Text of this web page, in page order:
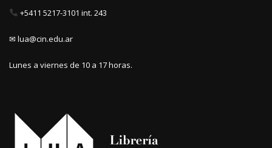
+5411 5217-3101 int. 243
✉ lua@cin.edu.ar
Lunes a viernes de 10 a 17 horas.